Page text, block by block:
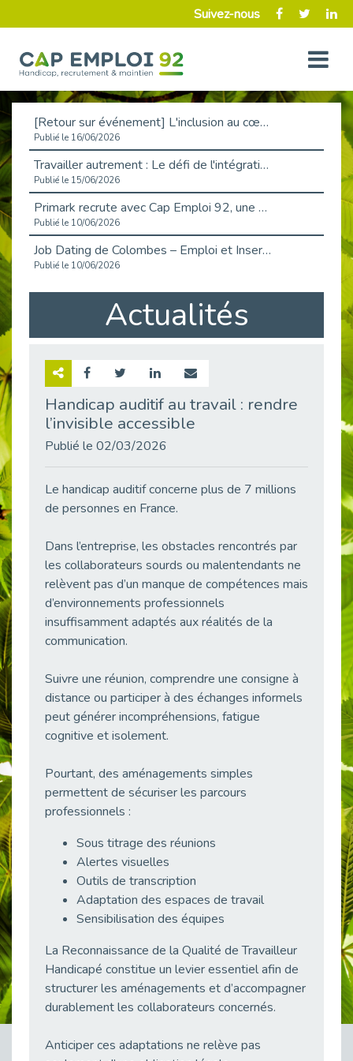
Suivez-nous
[Retour sur événement] L'inclusion au cœur de la Place de l'Emploi à La Défense !
Publié le 16/06/2026
Travailler autrement : Le défi de l'intégration des maladies chroniques en entreprise
Publié le 15/06/2026
Primark recrute avec Cap Emploi 92, une matinée couronnée de succès !
Publié le 10/06/2026
Job Dating de Colombes – Emploi et Insertion
Publié le 10/06/2026
Aborder l'entretien et la situation de handicap en toute confiance
Publié le 09/06/2026
Retour sur l’atelier « Optimiser sa recherche d’emploi »
Et si le handicap ne définissait plus la carrière ?
Handicap et emploi : une matinée pour briser les tabous
Publié le 21/05/2026
L’alternance : un levier stratégique pour recruter et inclure durablement
Publié le 18/05/2026
CAP EMPLOI 92 : L’inclusion portée à son sommet, bien au-delà des quotas
Publié le 12/05/2026
Publié le 04/05/2026
Publié le 04/05/2026
Publié le 01/05/2026
Témoignage : Le parcours de Marc, 44 ans
Publié le 30/04/2026
Publié le 29/04/2026
Publié le 29/04/2026
28 avril : Agir ensemble pour une culture de prévention au travail
Publié le 27/04/2026
Actualités
Handicap auditif au travail : rendre
l’invisible accessible
Publié le 02/03/2026
Le handicap auditif concerne plus de 7 millions
de personnes en France.
Dans l’entreprise, les obstacles rencontrés par
les collaborateurs sourds ou malentendants ne
relèvent pas d’un manque de compétences mais
d’environnements professionnels
insuffisamment adaptés aux réalités de la
communication.
Suivre une réunion, comprendre une consigne à
distance ou participer à des échanges informels
peut générer incompréhensions, fatigue
cognitive et isolement.
Pourtant, des aménagements simples
permettent de sécuriser les parcours
professionnels :
Sous titrage des réunions
Alertes visuelles
Outils de transcription
Adaptation des espaces de travail
Sensibilisation des équipes
La Reconnaissance de la Qualité de Travailleur
Handicapé constitue un levier essentiel afin de
structurer les aménagements et d’accompagner
durablement les collaborateurs concernés.
Anticiper ces adaptations ne relève pas